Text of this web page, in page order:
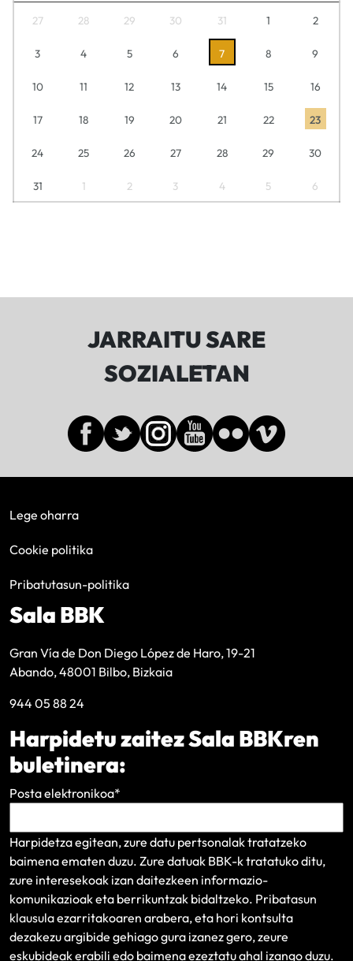
27 28 29 30 31 1 2
3 4 5 6 7 8 9
10 11 12 13 14 15 16
17 18 19 20 21 22 23
24 25 26 27 28 29 30
31 1 2 3 4 5 6
JARRAITU SARE
SOZIALETAN
Lege oharra
Cookie politika
Pribatutasun-politika
Sala BBK
Gran Vía de Don Diego López de Haro, 19-21
Abando, 48001 Bilbo, Bizkaia
944 05 88 24
Harpidetu zaitez Sala BBKren
buletinera:
Posta elektronikoa*
Harpidetza egitean, zure datu pertsonalak tratatzeko
baimena ematen duzu. Zure datuak BBK-k tratatuko ditu,
zure interesekoak izan daitezkeen informazio-
komunikazioak eta berrikuntzak bidaltzeko. Pribatasun
klausulaezarritakoaren arabera, eta hori kontsulta
dezakezu argibide gehiago gura izanez gero, zeure
eskubideak erabili edo baimena ezeztatu ahal izango duzu.